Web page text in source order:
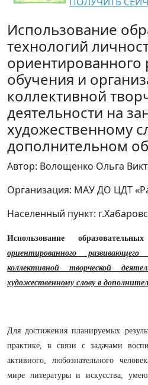
Использование
технологий
обучения и
коллективной
деятельности на
художественному
дополнительном
Автор: Волощенко Ольга
Организация: МАУ ДО ЦДТ
Населенный пункт:
Использование
ориентированного
коллективной творческой
художественному слову в
Для достижения планируемых
практике, в связи с задачами
активного, любознательного
мире литературы и искусства,